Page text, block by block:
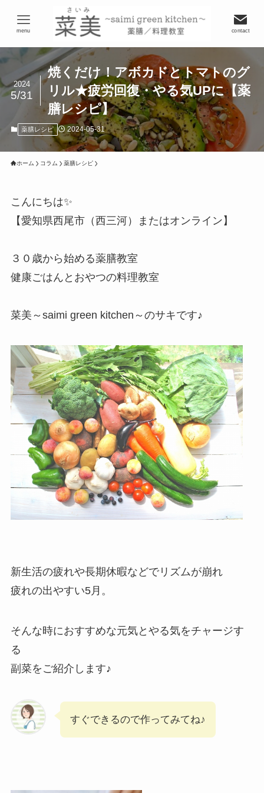
contact
menu
焼くだけ！アボカドとトマトのグ
リル★疲労回復・やる気UPに【薬
膳レシピ】
2024
5/31
薬膳レシピ 2024-05-31
ホーム コラム 薬膳レシピ
こんにちは✨
【愛知県西尾市（西三河）またはオンライン】
３０歳から始める薬膳教室
健康ごはんとおやつの料理教室
菜美～saimi green kitchen～のサキです♪
新生活の疲れや長期休暇などでリズムが崩れ
疲れの出やすい5月。
そんな時におすすめな元気とやる気をチャージす
る
副菜をご紹介します♪
すぐできるので作ってみてね♪